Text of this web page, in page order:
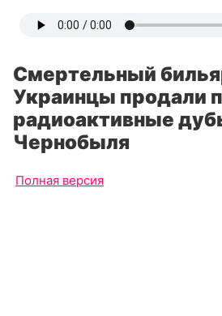
Смертельный
Украинцы продали
радиоактивные
Чернобыля
Полная версия